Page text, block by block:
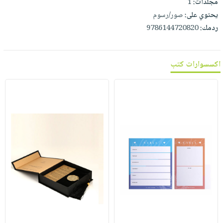
مجلدات:1
يحتوي على:صور/رسوم
ردمك:9786144720820
اكسسوارات كتب